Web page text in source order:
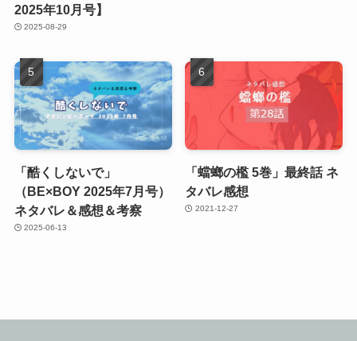
2025年10月号】
2025-08-29
「酷くしないで」
（BE×BOY 2025年7月号）
ネタバレ＆感想＆考察
2025-06-13
「蟷螂の檻 5巻」最終話 ネ
タバレ感想
2021-12-27